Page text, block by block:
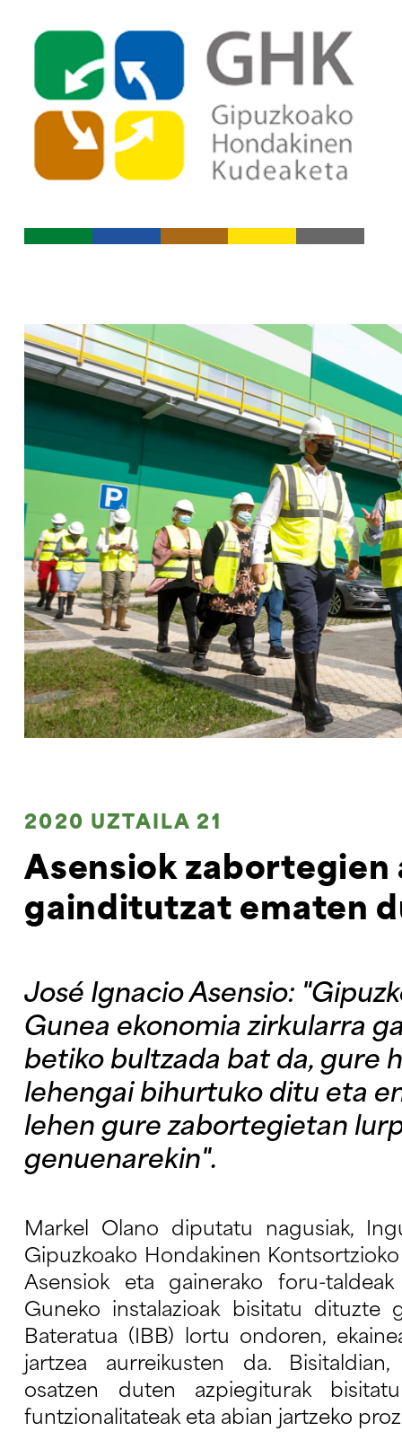
Edukietara jo
2020 UZTAILA 21
Asensiok zabortegien
gainditutzat ematen
José Ignacio Asensio:
Gunea ekonomia zirkularra
betiko bultzada bat da, gure
lehengai bihurtuko ditu eta
lehen gure zabortegietan
genuenarekin".
Markel Olano diputatu nagusiak,
Gipuzkoako Hondakinen
Asensiok eta gainerako foru-
Guneko instalazioak bisitatu dituzte
Bateratua (IBB) lortu ondoren,
jartzea aurreikusten da.
osatzen duten azpiegiturak
funtzionalitateak eta abian jartzeko